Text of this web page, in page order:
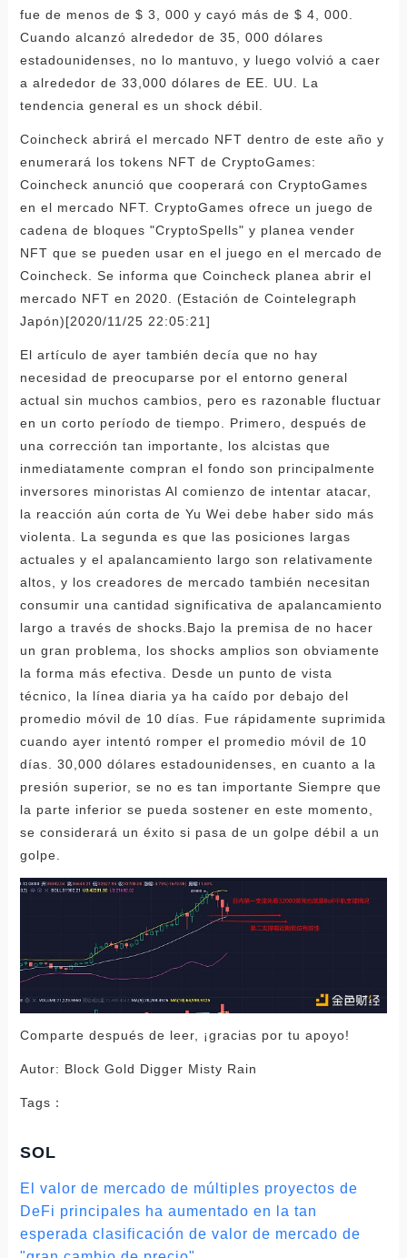
fue de menos de $ 3, 000 y cayó más de $ 4, 000.
Cuando alcanzó alrededor de 35, 000 dólares
estadounidenses, no lo mantuvo, y luego volvió a caer
a alrededor de 33,000 dólares de EE. UU. La
tendencia general es un shock débil.
Coincheck abrirá el mercado NFT dentro de este año y
enumerará los tokens NFT de CryptoGames:
Coincheck anunció que cooperará con CryptoGames
en el mercado NFT. CryptoGames ofrece un juego de
cadena de bloques "CryptoSpells" y planea vender
NFT que se pueden usar en el juego en el mercado de
Coincheck. Se informa que Coincheck planea abrir el
mercado NFT en 2020. (Estación de Cointelegraph
Japón)[2020/11/25 22:05:21]
El artículo de ayer también decía que no hay
necesidad de preocuparse por el entorno general
actual sin muchos cambios, pero es razonable fluctuar
en un corto período de tiempo. Primero, después de
una corrección tan importante, los alcistas que
inmediatamente compran el fondo son principalmente
inversores minoristas Al comienzo de intentar atacar,
la reacción aún corta de Yu Wei debe haber sido más
violenta. La segunda es que las posiciones largas
actuales y el apalancamiento largo son relativamente
altos, y los creadores de mercado también necesitan
consumir una cantidad significativa de apalancamiento
largo a través de shocks.Bajo la premisa de no hacer
un gran problema, los shocks amplios son obviamente
la forma más efectiva. Desde un punto de vista
técnico, la línea diaria ya ha caído por debajo del
promedio móvil de 10 días. Fue rápidamente suprimida
cuando ayer intentó romper el promedio móvil de 10
días. 30,000 dólares estadounidenses, en cuanto a la
presión superior, se no es tan importante Siempre que
la parte inferior se pueda sostener en este momento,
se considerará un éxito si pasa de un golpe débil a un
golpe.
Comparte después de leer, ¡gracias por tu apoyo!
Autor: Block Gold Digger Misty Rain
Tags：
SOL
El valor de mercado de múltiples proyectos de
DeFi principales ha aumentado en la tan
esperada clasificación de valor de mercado de